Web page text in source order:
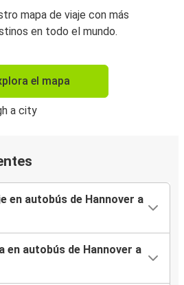
mapa de viaje con más
en todo el mundo.
el mapa
en autobús de Hannover a
en autobús de Hannover a